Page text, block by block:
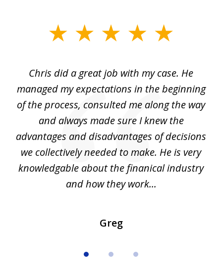
Chris did a great job with my case. He
managed my expectations in the beginning
of the process, consulted me along the way
and always made sure I knew the
advantages and disadvantages of decisions
we collectively needed to make. He is very
knowledgable about the finanical industry
and how they work...
Greg